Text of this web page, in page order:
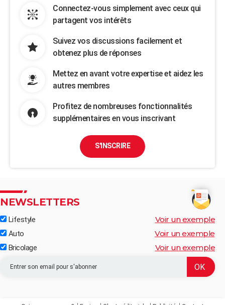
Connectez-vous simplement avec ceux qui
partagent vos intérêts
Suivez vos discussions facilement et
obtenez plus de réponses
Mettez en avant votre expertise et aidez les
autres membres
Profitez de nombreuses fonctionnalités
supplémentaires en vous inscrivant
S'INSCRIRE
NEWSLETTERS
Lifestyle Voir un exemple
Auto Voir un exemple
Bricolage Voir un exemple